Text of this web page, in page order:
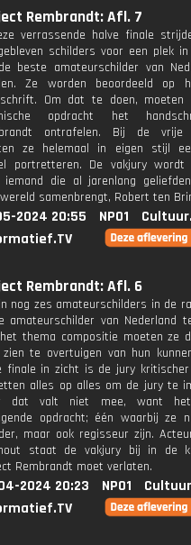
Rembrandt: Afl. 7
verrassende halve finale
schilders voor een plek
beste amateurschilder van
Ze worden beoordeeld op
Om dat te doen,
opdracht het
ontrafelen. Bij de vrije
ze helemaal in eigen stijl
portretteren. De vakjury wordt
iemand die al jarenlang
samenbrengt, Robert ten
2024 20:55 NPO1
Rembrandt: Afl. 6
nog zes amateurschilders in de
amateurschilder van Nederland
thema compositie moeten ze
zien te overtuigen van hun
finale in zicht is de jury
alles op alles om de jury te
dat valt niet mee, want
opdracht; één waarbij ze
maar ook regisseur zijn.
staat de vakjury bij in de
Rembrandt moet verlaten.
2024 20:23 NPO1